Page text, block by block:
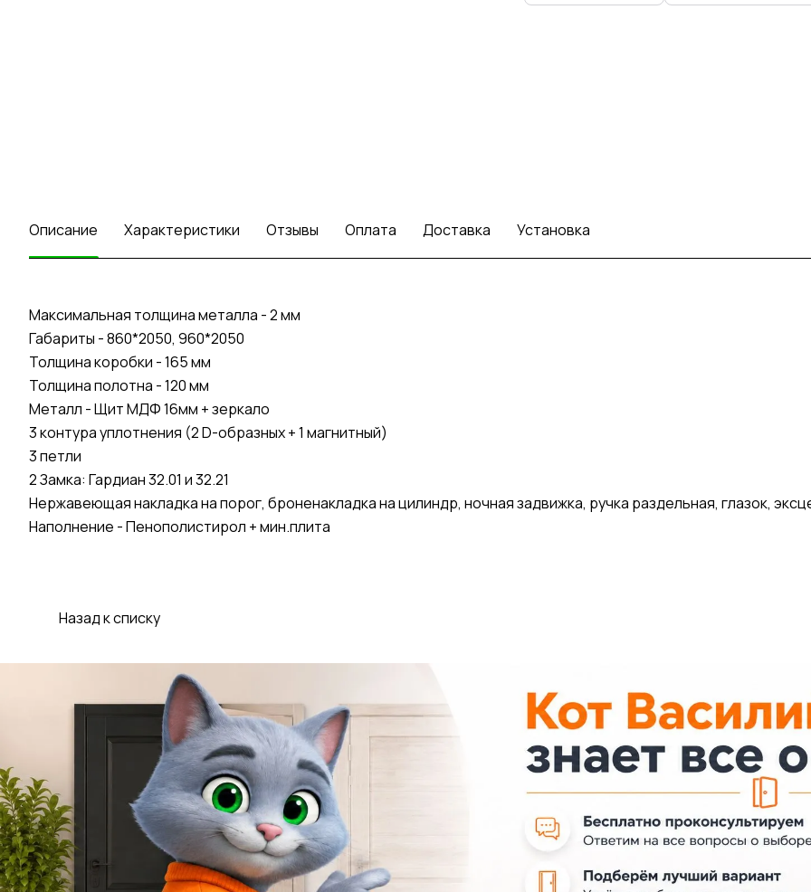
Описание Характеристики Отзывы Оплата Доставка Установка
Максимальная толщина металла - 2 мм
Габариты - 860*2050, 960*2050
Толщина коробки - 165 мм
Толщина полотна - 120 мм
Металл - Щит МДФ 16мм + зеркало
3 контура уплотнения (2 D-образных + 1 магнитный)
3 петли
2 Замка: Гардиан 32.01 и 32.21
Нержавеющая накладка на порог, броненакладка на цилиндр, ночная задвижка, ручка раздельная, глазок,
Наполнение - Пенополистирол + мин.плита
Назад к списку